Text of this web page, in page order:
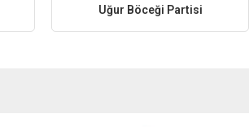
Uğur Böceği Partisi